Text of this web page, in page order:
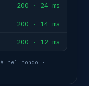
200 · 24 ms
200 · 14 ms
200 · 12 ms
mondo ·